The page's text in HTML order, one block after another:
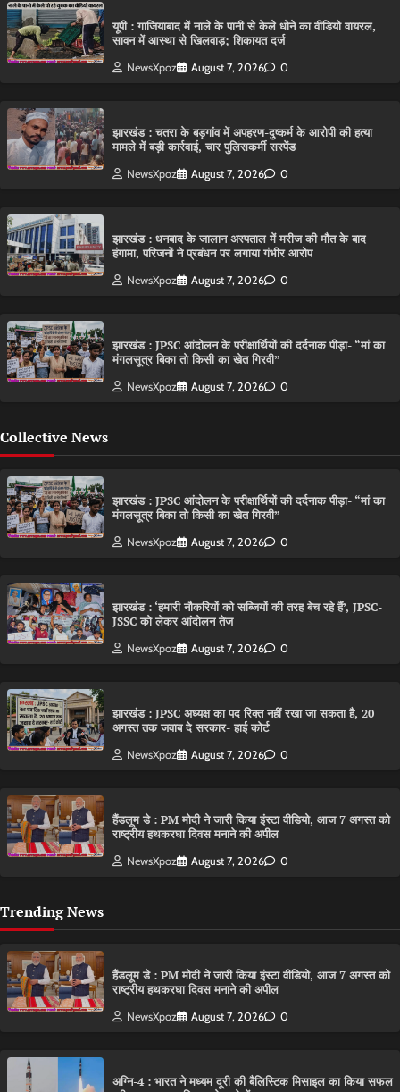
यूपी : गाजियाबाद में नाले के पानी से केले धोने का वीडियो वायरल,
सावन में आस्था से खिलवाड़; शिकायत दर्ज
NewsXpoz August 7, 2026 0
झारखंड : चतरा के बड़गांव में अपहरण-दुष्कर्म के आरोपी की हत्या
मामले में बड़ी कार्रवाई, चार पुलिसकर्मी सस्पेंड
NewsXpoz August 7, 2026 0
झारखंड : धनबाद के जालान अस्पताल में मरीज की मौत के बाद
हंगामा, परिजनों ने प्रबंधन पर लगाया गंभीर आरोप
NewsXpoz August 7, 2026 0
झारखंड : JPSC आंदोलन के परीक्षार्थियों की दर्दनाक पीड़ा- “मां का
मंगलसूत्र बिका तो किसी का खेत गिरवी”
NewsXpoz August 7, 2026 0
Collective News
झारखंड : JPSC आंदोलन के परीक्षार्थियों की दर्दनाक पीड़ा- “मां का
मंगलसूत्र बिका तो किसी का खेत गिरवी”
NewsXpoz August 7, 2026 0
झारखंड : ‘हमारी नौकरियों को सब्जियों की तरह बेच रहे हैं’, JPSC-
JSSC को लेकर आंदोलन तेज
NewsXpoz August 7, 2026 0
झारखंड : JPSC अध्यक्ष का पद रिक्त नहीं रखा जा सकता है, 20
अगस्त तक जवाब दे सरकार- हाई कोर्ट
NewsXpoz August 7, 2026 0
हैंडलूम डे : PM मोदी ने जारी किया इंस्टा वीडियो, आज 7 अगस्त को
राष्ट्रीय हथकरघा दिवस मनाने की अपील
NewsXpoz August 7, 2026 0
Trending News
हैंडलूम डे : PM मोदी ने जारी किया इंस्टा वीडियो, आज 7 अगस्त को
राष्ट्रीय हथकरघा दिवस मनाने की अपील
NewsXpoz August 7, 2026 0
अग्नि-4 : भारत ने मध्यम दूरी की बैलिस्टिक मिसाइल का किया सफल